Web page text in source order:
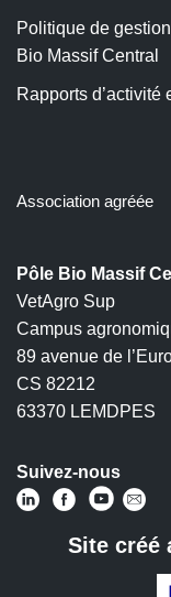
Politique de
Bio Massif Central
Rapports d’activité
Association agréée
Pôle Bio Massif
VetAgro Sup
Campus
89 avenue de
CS 82212
63370 LEMDPES
Suivez-nous
Site créé